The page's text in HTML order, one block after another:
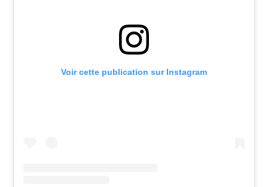
Voir cette publication sur Instagram